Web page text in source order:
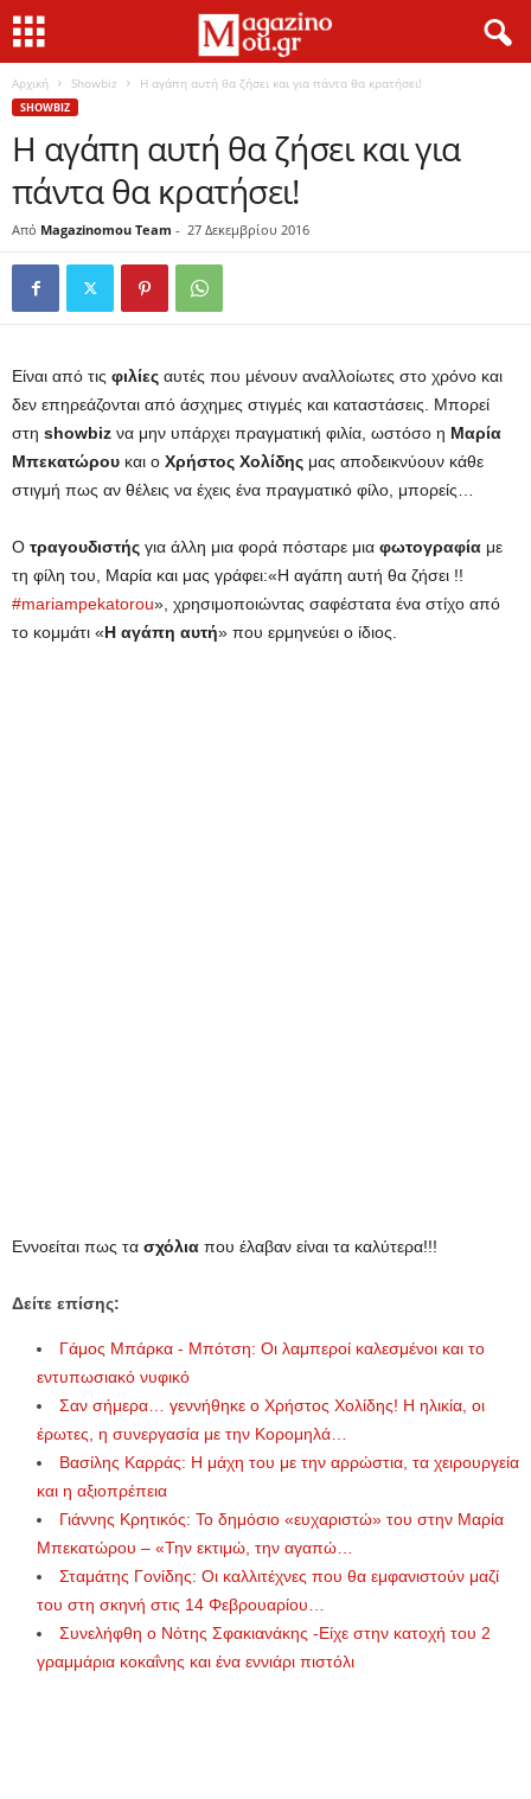
Αρχική Showbiz Η αγάπη αυτή θα ζήσει και για πάντα θα κρατήσει!
SHOWBIZ
Η αγάπη αυτή θα ζήσει και για
πάντα θα κρατήσει!
Από Magazinomou Team - 27 Δεκεμβρίου 2016
Είναι από τις φιλίες αυτές που μένουν αναλλοίωτες στο χρόνο και
δεν επηρεάζονται από άσχημες στιγμές και καταστάσεις. Μπορεί
στη showbiz να μην υπάρχει πραγματική φιλία, ωστόσο η Μαρία
Μπεκατώρου και ο Χρήστος Χολίδης μας αποδεικνύουν κάθε
στιγμή πως αν θέλεις να έχεις ένα πραγματικό φίλο, μπορείς…
Ο τραγουδιστής για άλλη μια φορά πόσταρε μια φωτογραφία με
τη φίλη του, Μαρία και μας γράφει:«Η αγάπη αυτή θα ζήσει !!
#mariampekatorou», χρησιμοποιώντας σαφέστατα ένα στίχο από
το κομμάτι «Η αγάπη αυτή» που ερμηνεύει ο ίδιος.
Εννοείται πως τα σχόλια που έλαβαν είναι τα καλύτερα!!!
Δείτε επίσης:
Γάμος Μπάρκα - Μπότση: Οι λαμπεροί καλεσμένοι και το
εντυπωσιακό νυφικό
Σαν σήμερα… γεννήθηκε ο Χρήστος Χολίδης! Η ηλικία, οι
έρωτες, η συνεργασία με την Κορομηλά…
Βασίλης Καρράς: Η μάχη του με την αρρώστια, τα χειρουργεία
και η αξιοπρέπεια
Γιάννης Κρητικός: Το δημόσιο «ευχαριστώ» του στην Μαρία
Μπεκατώρου – «Την εκτιμώ, την αγαπώ…
Σταμάτης Γονίδης: Οι καλλιτέχνες που θα εμφανιστούν μαζί
του στη σκηνή στις 14 Φεβρουαρίου…
Συνελήφθη ο Νότης Σφακιανάκης -Είχε στην κατοχή του 2
γραμμάρια κοκαΐνης και ένα εννιάρι πιστόλι